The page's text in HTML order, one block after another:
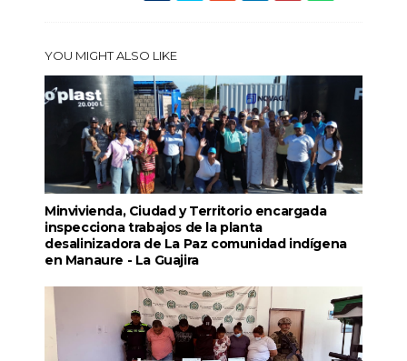
YOU MIGHT ALSO LIKE
Minvivienda, Ciudad y Territorio encargada
inspecciona trabajos de la planta
desalinizadora de La Paz comunidad indígena
en Manaure - La Guajira